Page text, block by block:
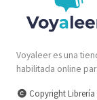
Voyaleer es una
habilitada online
Copyright Librería